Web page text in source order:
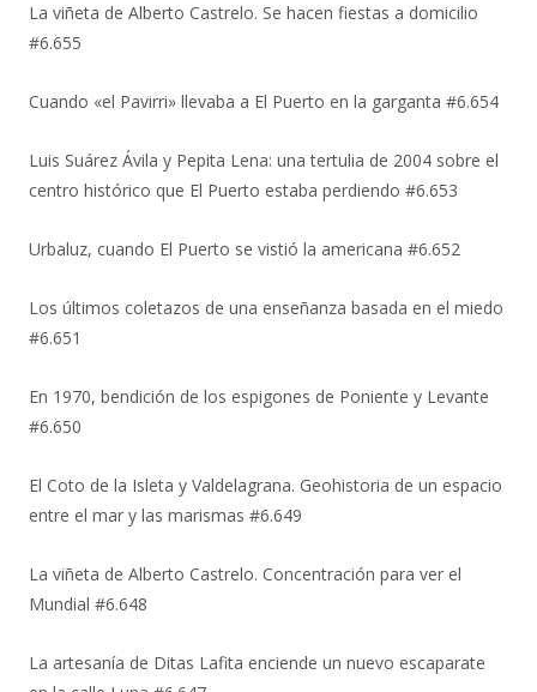
La viñeta de Alberto Castrelo. Se hacen fiestas a domicilio
#6.655
Cuando «el Pavirri» llevaba a El Puerto en la garganta #6.654
Luis Suárez Ávila y Pepita Lena: una tertulia de 2004 sobre el
centro histórico que El Puerto estaba perdiendo #6.653
Urbaluz, cuando El Puerto se vistió la americana #6.652
Los últimos coletazos de una enseñanza basada en el miedo
#6.651
En 1970, bendición de los espigones de Poniente y Levante
#6.650
El Coto de la Isleta y Valdelagrana. Geohistoria de un espacio
entre el mar y las marismas #6.649
La viñeta de Alberto Castrelo. Concentración para ver el
Mundial #6.648
La artesanía de Ditas Lafita enciende un nuevo escaparate